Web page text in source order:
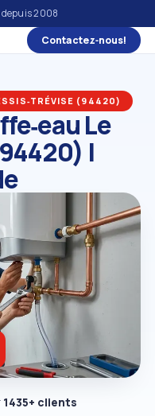
2008
Contactez‑nous!
(94420)
Le
|
1435+ clients